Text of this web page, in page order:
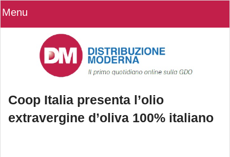
Menu
Coop Italia presenta l’olio
extravergine d’oliva 100% italiano